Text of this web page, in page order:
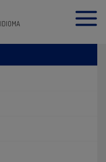
IDIOMA